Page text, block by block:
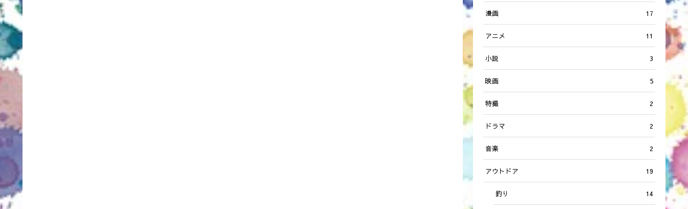
漫画 17
アニメ 11
小説 3
映画 5
特撮 2
ドラマ 2
音楽 2
アウトドア 19
釣り 14